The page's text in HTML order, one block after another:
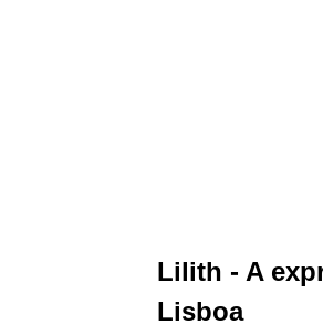
Lilith - A
Lisboa